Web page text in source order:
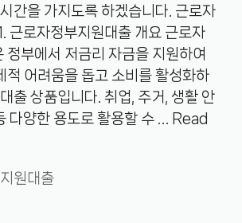
간을 가지도록 하겠습니다. 근로자
근로자정부지원대출 개요 근로자
정부에서 저금리 자금을 지원하여
적 어려움을 돕고 소비를 활성화하
출 상품입니다. 취업, 주거, 생활 안
다양한 용도로 활용할 수 … Read
원대출